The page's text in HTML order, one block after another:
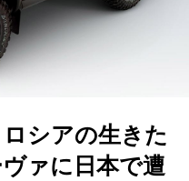
ロシアの生きた
ァに日本で遭